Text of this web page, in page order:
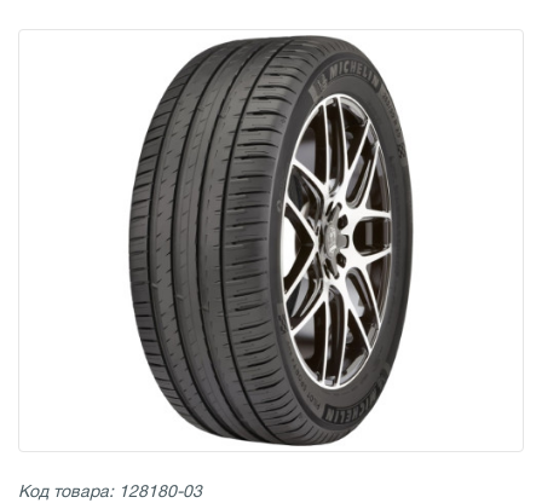
Код товара: 128180-03